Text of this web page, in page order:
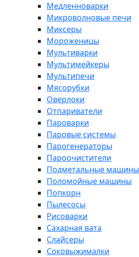
Медленноварки
Микроволновые печи
Миксеры
Мороженицы
Мультиварки
Мультимейкеры
Мультипечи
Мясорубки
Оверлоки
Отпариватели
Пароварки
Паровые системы
Парогенераторы
Пароочистители
Подметальные машины
Поломойные машины
Попкорн
Пылесосы
Рисоварки
Сахарная вата
Слайсеры
Соковыжималки